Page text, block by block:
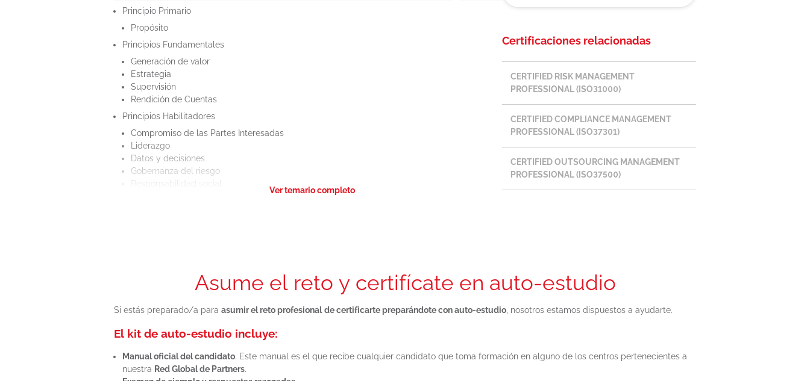
Principio Primario
Propósito
Principios Fundamentales
Generación de valor
Estrategia
Supervisión
Rendición de Cuentas
Principios Habilitadores
Compromiso de las Partes Interesadas
Liderazgo
Datos y decisiones
Gobernanza del riesgo
Responsabilidad social
Viabilidad y rendimiento a lo largo del tiempo
Ver temario completo
Certificaciones relacionadas
CERTIFIED RISK MANAGEMENT
PROFESSIONAL (ISO31000)
CERTIFIED COMPLIANCE MANAGEMENT
PROFESSIONAL (ISO37301)
CERTIFIED OUTSOURCING MANAGEMENT
PROFESSIONAL (ISO37500)
Asume el reto y certifícate en auto-estudio
Si estás preparado/a para asumir el reto profesional de certificarte preparándote con auto-estudio, nosotros estamos dispuestos a ayudarte.
El kit de auto-estudio incluye:
Manual oficial del candidato. Este manual es el que recibe cualquier candidato que toma formación en alguno de los centros pertenecientes a
nuestra Red Global de Partners.